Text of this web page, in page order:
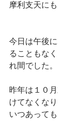
摩利支天にも
今日は午後
ることもな
れ間でした。
昨年は１０
けてなくな
いつあって